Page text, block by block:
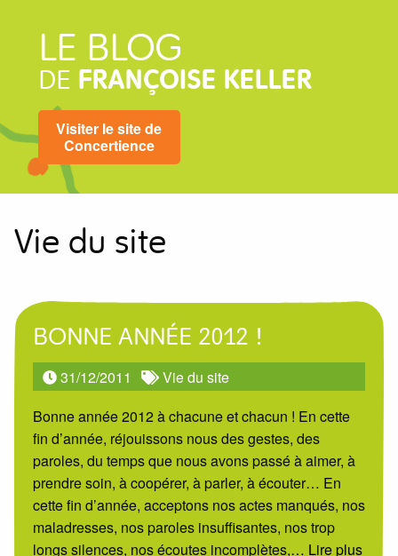
LE BLOG
DE FRANÇOISE KELLER
Visiter le site de
Concertience
Vie du site
BONNE ANNÉE 2012 !
31/12/2011
Vie du site
Bonne année 2012 à chacune et chacun ! En cette
fin d’année, réjouissons nous des gestes, des
paroles, du temps que nous avons passé à aimer, à
prendre soin, à coopérer, à parler, à écouter… En
cette fin d’année, acceptons nos actes manqués, nos
maladresses, nos paroles insuffisantes, nos trop
longs silences, nos écoutes incomplètes,… Lire plus